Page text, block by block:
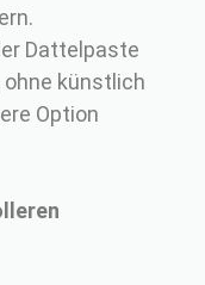
Dattelpaste
ohne künstlich
Option